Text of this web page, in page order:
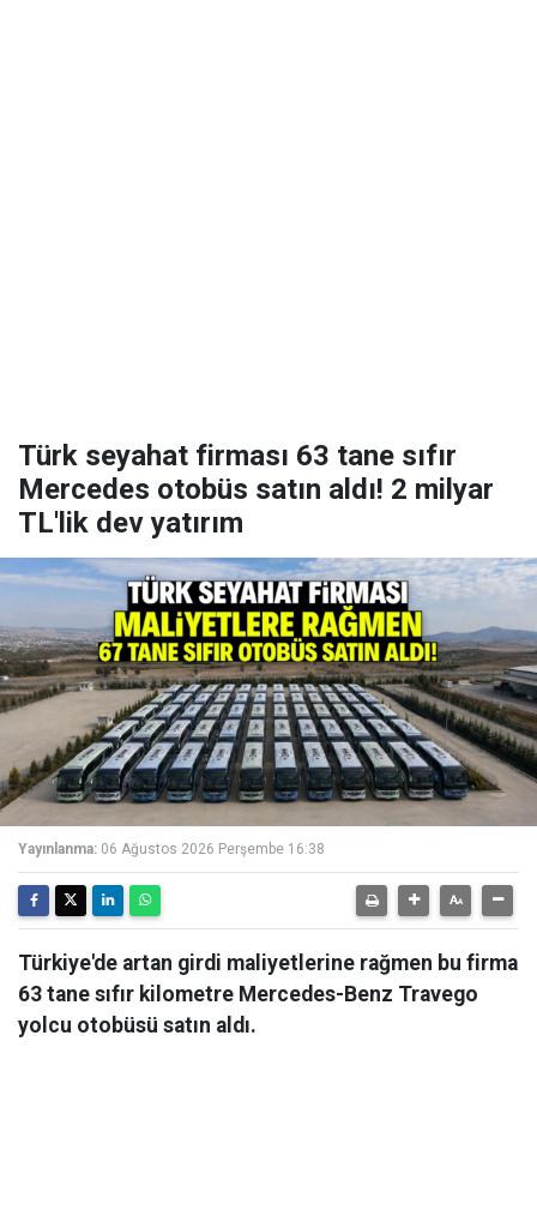
Türk seyahat firması 63 tane sıfır
Mercedes otobüs satın aldı! 2 milyar
TL'lik dev yatırım
Yayınlanma: 06 Ağustos 2026 Perşembe 16:38
Türkiye'de artan girdi maliyetlerine rağmen bu firma
63 tane sıfır kilometre Mercedes-Benz Travego
yolcu otobüsü satın aldı.